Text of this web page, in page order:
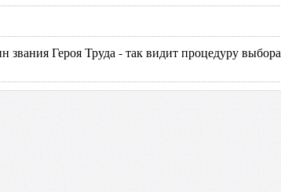
Героя Труда - так видит процедуру выбора